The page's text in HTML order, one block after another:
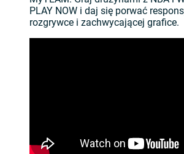
PLAY NOW i daj się porwać
rozgrywce i zachwycającej grafice.